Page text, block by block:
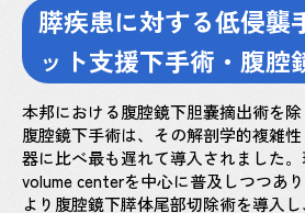
膵疾患に対する低侵
ット支援下手術・腹腔
本邦における腹腔鏡下胆嚢摘出術を
腹腔鏡下手術は、その解剖学的複雑
器に比べ最も遅れて導入されました
volume centerを中心に普及しつつあ
より腹腔鏡下膵体尾部切除術を導入